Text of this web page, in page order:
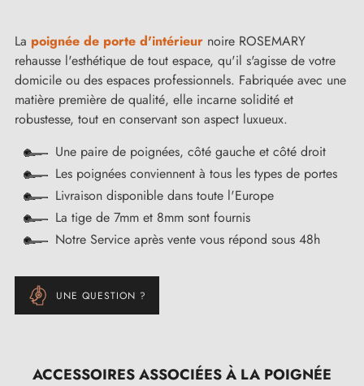
La poignée de porte d'intérieur noire ROSEMARY
rehausse l'esthétique de tout espace, qu'il s'agisse de votre
domicile ou des espaces professionnels. Fabriquée avec une
matière première de qualité, elle incarne solidité et
robustesse, tout en conservant son aspect luxueux.
Une paire de poignées, côté gauche et côté droit
Les poignées conviennent à tous les types de portes
Livraison disponible dans toute l'Europe
La tige de 7mm et 8mm sont fournis
Notre Service après vente vous répond sous 48h
UNE QUESTION ?
ACCESSOIRES ASSOCIÉES À LA POIGNÉE